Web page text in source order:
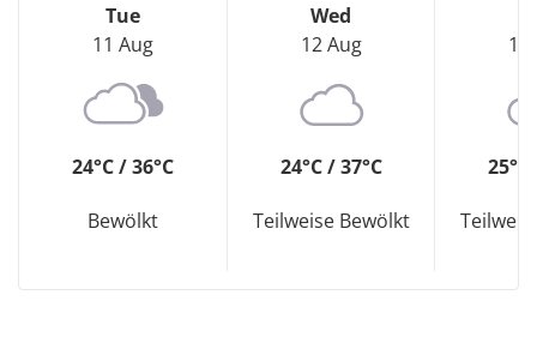
Tue
11 Aug
24°C / 36°C
Bewölkt
Wed
12 Aug
24°C / 37°C
Teilweise Bewölkt
13
25°C